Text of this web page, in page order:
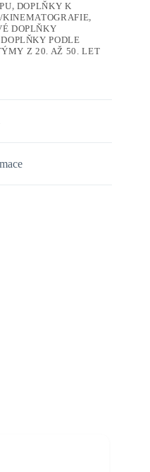
, DOPLŇKY K
,
DOPLŇKY
PODLE
Z 20. AŽ 50. LET